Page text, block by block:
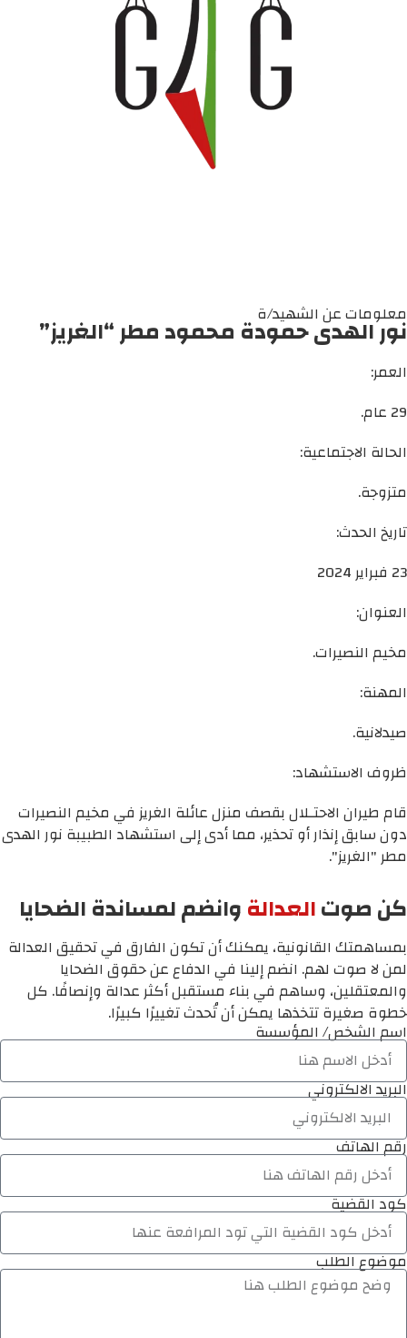
معلومات عن الشهيد/ة
نور الهدى حمودة محمود مطر “الغريز”
العمر:
29 عام.
الحالة الاجتماعية:
متزوجة.
تاريخ الحدث:
23 فبراير 2024
العنوان:
مخيم النصيرات.
المهنة:
صيدلانية.
ظروف الاستشهاد:
قام طيران الاحتـلال بقصف منزل عائلة الغريز في مخيم النصيرات
دون سابق إنذار أو تحذير، مما أدى إلى استشهاد الطبيبة نور الهدى
مطر "الغريز".
كن صوتالعدالةوانضم لمساندة الضحايا
بمساهمتك القانونية، يمكنك أن تكون الفارق في تحقيق العدالة
لمن لا صوت لهم. انضم إلينا في الدفاع عن حقوق الضحايا
والمعتقلين، وساهم في بناء مستقبل أكثر عدالة وإنصافًا. كل
خطوة صغيرة تتخذها يمكن أن تُحدث تغييرًا كبيرًا.
اسم الشخص/ المؤسسة
البريد الالكتروني
رقم الهاتف
كود القضية
موضوع الطلب